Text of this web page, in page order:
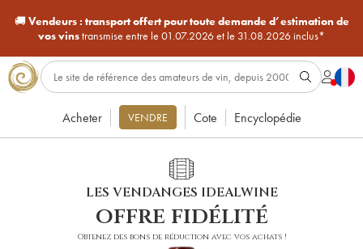
🚚Vendeurs : transport offert pour toute demande d’estimation de
vos vinstransmise entre le 01.07.2026 et le 31.08.2026 inclus*
Acheter VENDRE Cote Encyclopédie
LES VENDANGES IDEALWINE
offre fidélité
Obtenez des bons de réduction avec vos achats !